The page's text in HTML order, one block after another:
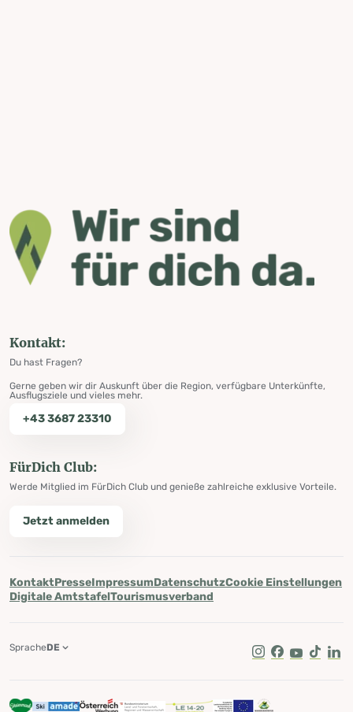
Kontakt:
Du hast Fragen?
Gerne geben wir dir Auskunft über die Region, verfügbare Unterkünfte,
Ausflugsziele und vieles mehr.
+43 3687 23310
FürDich Club:
Werde Mitglied im FürDich Club und genieße zahlreiche exklusive Vorteile.
Jetzt anmelden
KontaktPresseImpressumDatenschutzCookie Einstellungen
Digitale AmtstafelTourismusverband
Instagram
Facebook
Youtube
Tik Tok
SpracheDE